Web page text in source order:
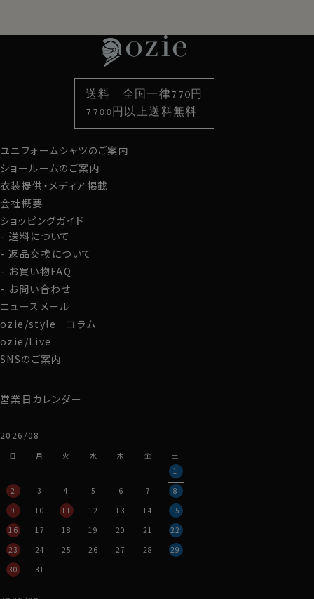
袖・カフス型から選ぶ
色から選ぶ
柄から選ぶ
スタイルから選ぶ
カジュアルシャツ
定番シャツ
カフスボタン
サスペンダー
財布・名刺入れ
バッグ
ストール・マフラー
グローブ
ユニフォームシャツのご案内
ショールームのご案内
衣装提供・メディア掲載
会社概要
ショッピングガイド
送料について
返品交換について
お買い物FAQ
お問い合わせ
ニュースメール
ozie/style コラム
ozie/Live
SNSのご案内
営業日カレンダー
2026/08
日 月 火 水 木 金
土
1
2
3 4 5 6 7
8
9
10 11 12 13 14
15
16
17 18 19 20 21
22
23
24 25 26 27 28
29
30
31
送料 全国一律770円
7700円以上送料無料